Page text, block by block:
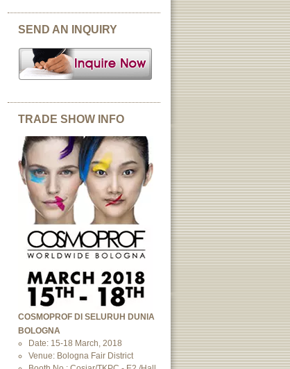
SEND AN INQUIRY
TRADE SHOW INFO
COSMOPROF DI SELURUH DUNIA
BOLOGNA
Date: 15-18 March, 2018
Venue: Bologna Fair District